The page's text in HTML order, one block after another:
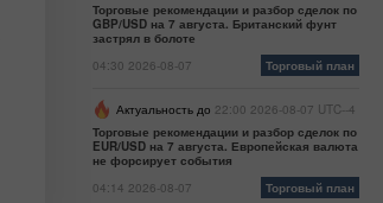
Торговые рекомендации и разбор сделок по
GBP/USD на 7 августа. Британский фунт
застрял в болоте
04:30 2026-08-07
Торговый план
Актуальность до 22:00 2026-08-07 UTC--4
Торговые рекомендации и разбор сделок по
EUR/USD на 7 августа. Европейская валюта
не форсирует события
04:14 2026-08-07
Торговый план